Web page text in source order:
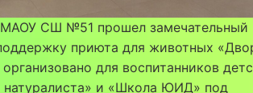
МАОУ СШ №51 прошел замечательный
приюта для животных
для воспитанников
натуралиста» и «Школа ЮИД» под